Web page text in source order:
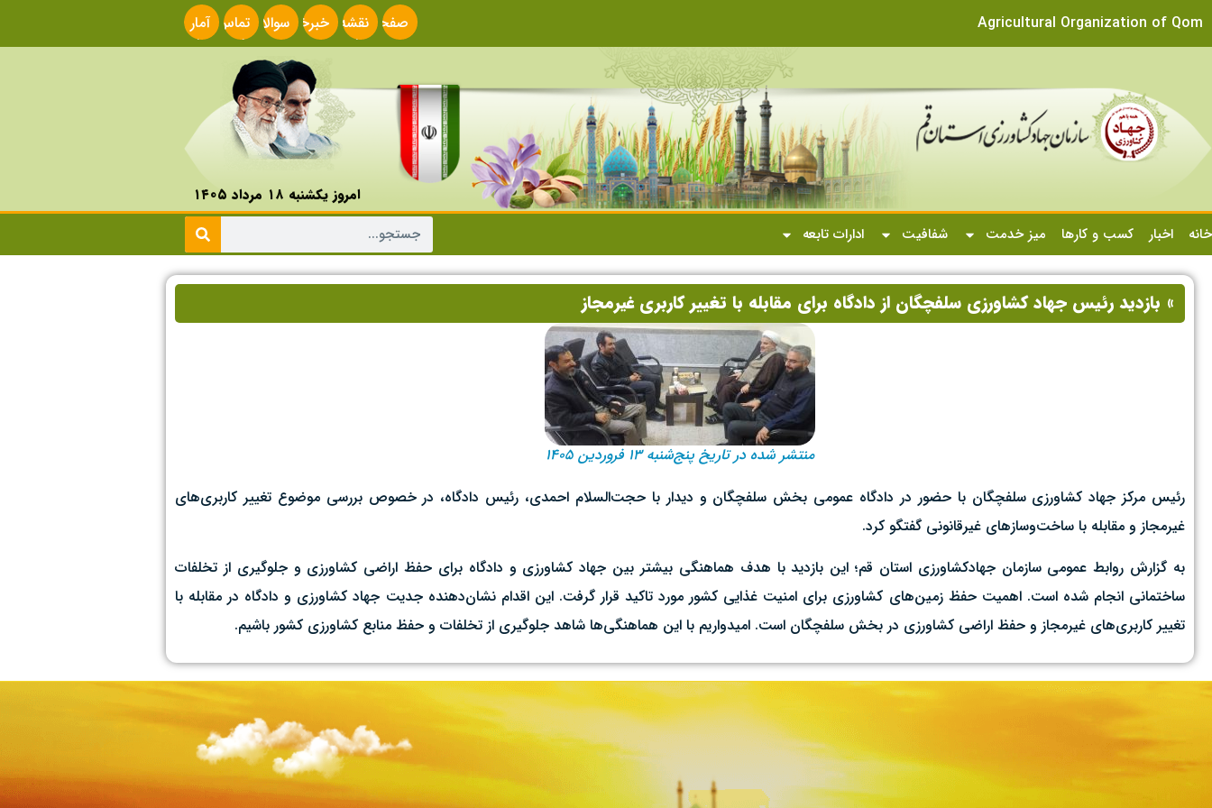
Agricultural Organization of Qom
صفحه
اصلی
نقشه
سایت
خبرخوانسوالات
متداول
تماس
با ما
آمار
سایت
امروز یکشنبه ۱۸ مرداد ۱۴۰۵
خانه
اخبار کسب و کارها میز خدمت شفافیت ادارات تابعه
» بازدید رئیس جهاد کشاورزی سلفچگان از دادگاه برای مقابله با تغییر کاربری غیرمجاز
منتشر شده در تاریخ پنج‌شنبه ۱۳ فروردین ۱۴۰۵
رئیس مرکز جهاد کشاورزی سلفچگان با حضور در دادگاه عمومی بخش سلفچگان و دیدار با حجت‌السلام احمدی، رئیس دادگاه، در خصوص بررسی موضوع تغییر کاربری‌های
غیرمجاز و مقابله با ساخت‌وسازهای غیرقانونی گفتگو کرد.
به گزارش روابط عمومی سازمان جهادکشاورزی استان قم؛ این بازدید با هدف هماهنگی بیشتر بین جهاد کشاورزی و دادگاه برای حفظ اراضی کشاورزی و جلوگیری از تخلفات
ساختمانی انجام شده است. اهمیت حفظ زمین‌های کشاورزی برای امنیت غذایی کشور مورد تاکید قرار گرفت. این اقدام نشان‌دهنده جدیت جهاد کشاورزی و دادگاه در مقابله با
تغییر کاربری‌های غیرمجاز و حفظ اراضی کشاورزی در بخش سلفچگان است. امیدواریم با این هماهنگی‌ها شاهد جلوگیری از تخلفات و حفظ منابع کشاورزی کشور باشیم.